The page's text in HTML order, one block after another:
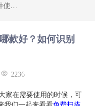
款好？如何识别
2236
在需要使用的时候，可
我们一起来看看免费扫描